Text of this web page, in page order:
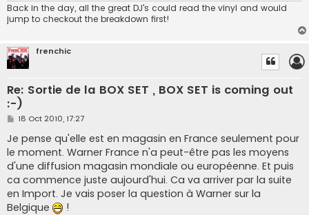
Back in the day, all the great DJ's could read the vinyl and would
jump to checkout the breakdown first!
frenchic
Re: Sortie de la BOX SET , BOX SET is coming out
:-)
P
s
t
18 Oct 2010, 17:27
Je pense qu'elle est en magasin en France seulement pour
le moment. Warner France n'a peut-être pas les moyens
d'une diffusion magasin mondiale ou européenne. Et puis
ca commence juste aujourd'hui. Ca va arriver par la suite
en Import. Je vais poser la question à Warner sur la
Belgique
!